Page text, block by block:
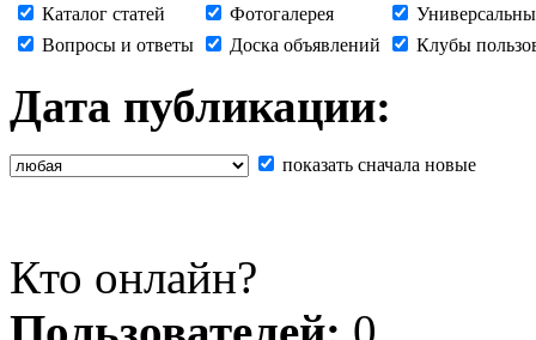
Каталог статей Фотогалерея
Вопросы и ответы
Доска объявлений Клубы
Дата публикации:
показать сначала новые
Кто онлайн?